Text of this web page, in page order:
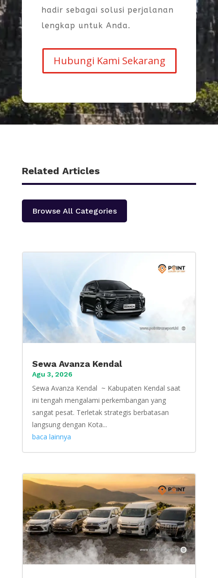
hadir sebagai solusi perjalanan
lengkap untuk Anda.
Hubungi Kami Sekarang
Related Articles
Browse All Categories
Sewa Avanza Kendal
Agu 3, 2026
Sewa Avanza Kendal ~ Kabupaten Kendal saat
ini tengah mengalami perkembangan yang
sangat pesat. Terletak strategis berbatasan
langsung dengan Kota...
baca lainnya